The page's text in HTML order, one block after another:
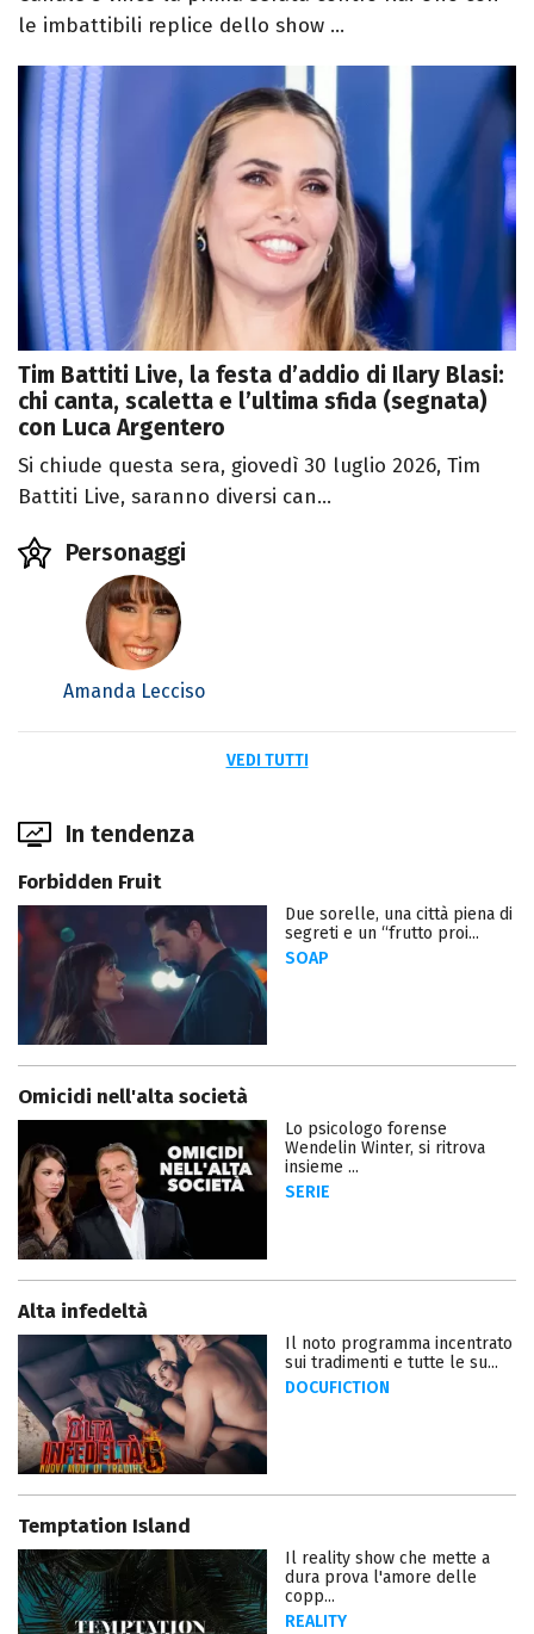
le imbattibili replice dello show ...
Tim Battiti Live, la festa d’addio di Ilary Blasi:
chi canta, scaletta e l’ultima sfida (segnata)
con Luca Argentero
Si chiude questa sera, giovedì 30 luglio 2026, Tim
Battiti Live, saranno diversi can...
Personaggi
Amanda Lecciso
VEDI TUTTI
In tendenza
Forbidden Fruit
Due sorelle, una città piena di
segreti e un “frutto proi...
SOAP
Omicidi nell'alta società
Lo psicologo forense
Wendelin Winter, si ritrova
insieme ...
SERIE
Alta infedeltà
Il noto programma incentrato
sui tradimenti e tutte le su...
DOCUFICTION
Temptation Island
Il reality show che mette a
dura prova l'amore delle
copp...
REALITY